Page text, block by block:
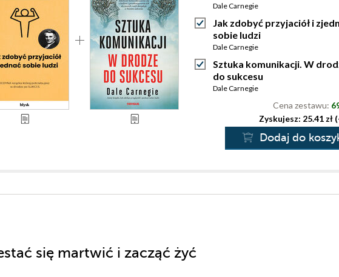
Dale Carnegie
Jak zdobyć przyjaciół i
sobie ludzi
Dale Carnegie
Sztuka komunikacji. W
do sukcesu
Dale Carnegie
Cena zestawu:
Zyskujesz: 25.41 zł
Dodaj do
się martwić i zacząć żyć